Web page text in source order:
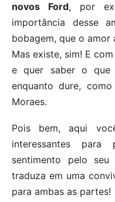
novos Ford, por
importância desse
bobagem, que o amor
Mas existe, sim! E
e quer saber o que
enquanto dure,
Moraes.
Pois bem, aqui
interessantes
sentimento pelo
traduza em uma
para ambas as partes!